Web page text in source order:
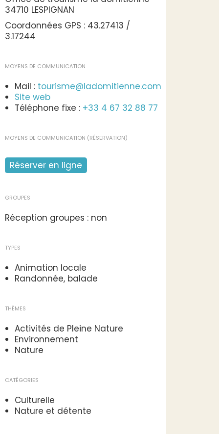
34710 LESPIGNAN
Coordonnées GPS : 43.27413 /
3.17244
MOYENS DE COMMUNICATION
Mail : tourisme@ladomitienne.com
Site web
Téléphone fixe : +33 4 67 32 88 77
MOYENS DE COMMUNICATION (RÉSERVATION)
Réserver en ligne
GROUPES
Réception groupes : non
TYPES
Animation locale
Randonnée, balade
THÈMES
Activités de Pleine Nature
Environnement
Nature
CATÉGORIES
Culturelle
Nature et détente